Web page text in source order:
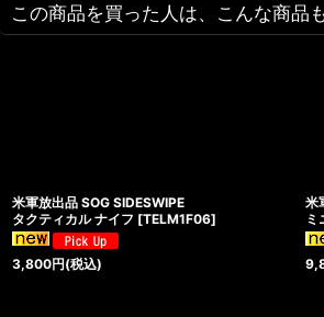
この商品を買った人は、こんな商品
米軍放出品 SOG SIDESWIPE
タクティカル ナイフ [TELM1F06]
3,800円(税込)
米
ミ